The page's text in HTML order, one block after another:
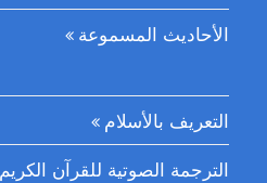
الأحاديث المسموعة
التعريف بالأسلام
الترجمة الصوتية للقرآن الكريم